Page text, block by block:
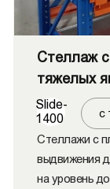
Стеллаж
тяжелых
Slide-
1400
с
Стеллажи с
выдвижения
на уровень